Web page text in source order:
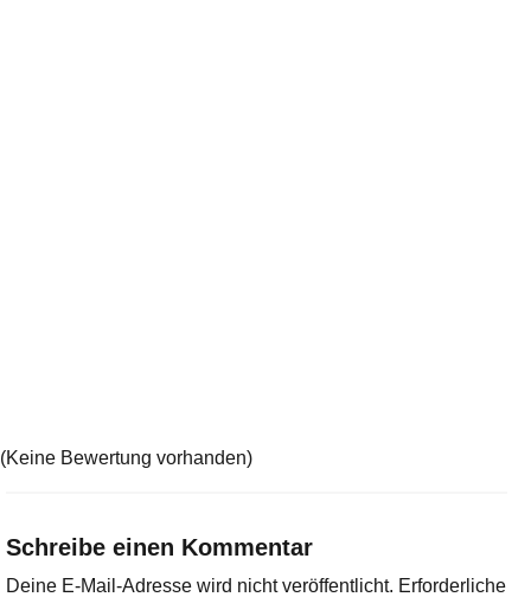
(Keine Bewertung vorhanden)
Schreibe einen Kommentar
Deine E-Mail-Adresse wird nicht veröffentlicht. Erforderliche